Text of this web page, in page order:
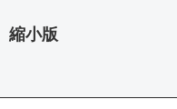
縮小版